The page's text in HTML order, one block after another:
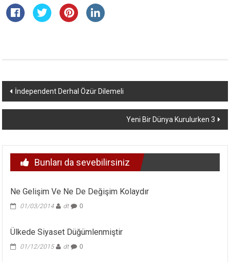
Yazı
dolaşımı
İndependent Derhal Özür Dilemeli
Yeni Bir Dünya Kurulurken 3
Bunları da sevebilirsiniz
Ne Gelişim Ve Ne De Değişim Kolaydır
01/03/2014 dt 0
Ülkede Siyaset Düğümlenmiştir
01/12/2015 dt 0